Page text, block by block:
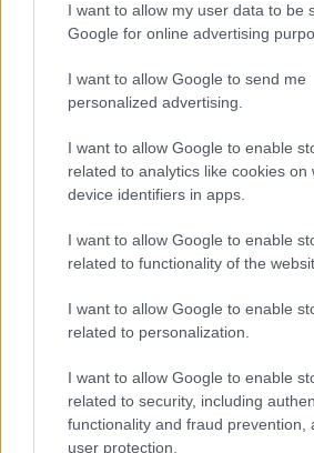
I want to allow my user data to be
Google for online advertising
I want to allow Google to send me
personalized advertising.
I want to allow Google to enable
related to analytics like cookies on
device identifiers in apps.
I want to allow Google to enable
related to functionality of the
I want to allow Google to enable
related to personalization.
I want to allow Google to enable
related to security, including
functionality and fraud prevention,
user protection.
NECROLOGIE
Mario Malu
Paolo Pinna